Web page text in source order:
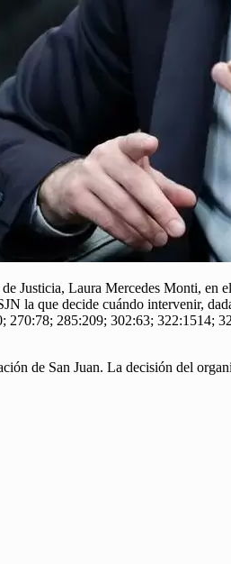
Justicia, Laura Mercedes Monti, en
la que decide cuándo intervenir,
285:209; 302:63; 322:1514;
de San Juan. La decisión del